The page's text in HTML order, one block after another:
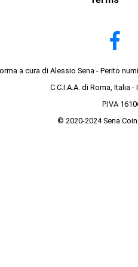
a cura di Alessio Sena - Perito
C.C.I.A.A. di Roma, Italia
P.IVA
© 2020-2024 Sena